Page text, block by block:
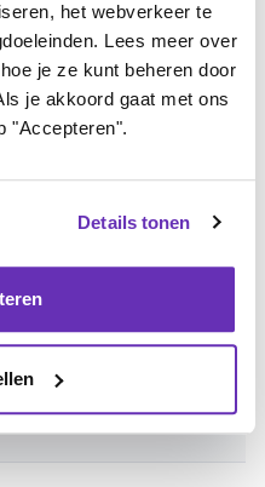
het webverkeer te
Lees meer over
je ze kunt beheren door
je akkoord gaat met ons
"Accepteren".
Details tonen
te trainen, het is
ervaart daarna is normaal. Bij